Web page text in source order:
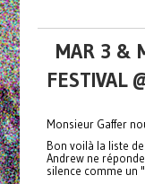
MAR 3 &
FESTIVAL
Monsieur Gaffer
Bon voilà la liste
Andrew ne
silence comme un